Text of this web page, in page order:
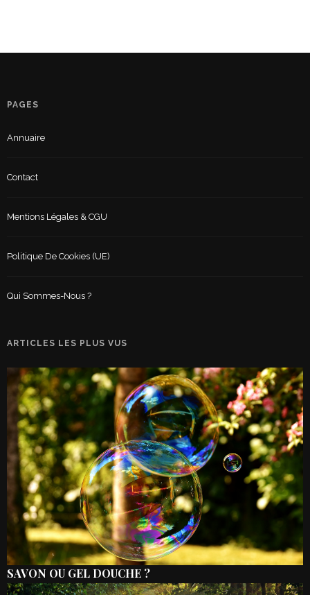
PAGES
Annuaire
Contact
Mentions Légales & CGU
Politique De Cookies (UE)
Qui Sommes-Nous ?
ARTICLES LES PLUS VUS
SAVON OU GEL DOUCHE ?